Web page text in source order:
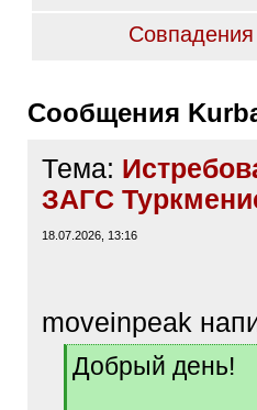
Совпадения
Сообщения
Тема:
ЗАГС
18.07.2026, 13:16
moveinpeak
q
Добрый день!